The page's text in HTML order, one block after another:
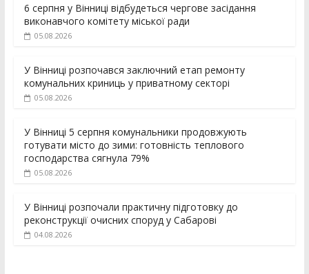
6 серпня у Вінниці відбудеться чергове засідання
виконавчого комітету міської ради
05.08.2026
У Вінниці розпочався заключний етап ремонту
комунальних криниць у приватному секторі
05.08.2026
У Вінниці 5 серпня комунальники продовжують
готувати місто до зими: готовність теплового
господарства сягнула 79%
05.08.2026
У Вінниці розпочали практичну підготовку до
реконструкції очисних споруд у Сабарові
04.08.2026